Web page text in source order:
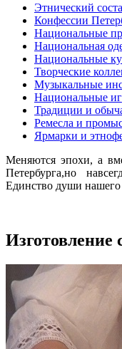
Этнический
Конфессии
Национальные
Национальная
Национальные
Творческие
Музыкальные
Национальные
Традиции и
Ремесла и
Ярмарки и
Меняются эпохи, а
Петербурга,но
Единство души нашего
Изготовление